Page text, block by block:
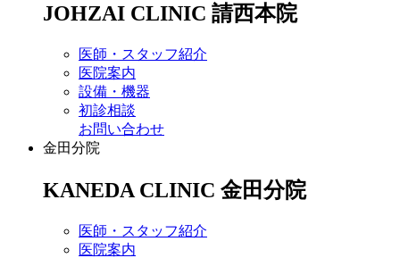
JOHZAI CLINIC 請西本院
医師・スタッフ紹介
医院案内
設備・機器
初診相談
お問い合わせ
金田分院
KANEDA CLINIC 金田分院
医師・スタッフ紹介
医院案内